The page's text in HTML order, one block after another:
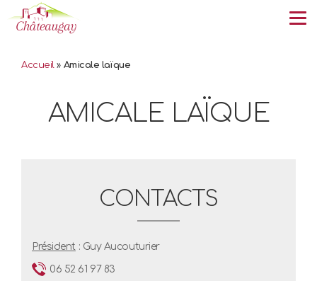
Accueil» Amicale laïque
AMICALE LAÏQUE
CONTACTS
Président: Guy Aucouturier
06 52 61 97 83